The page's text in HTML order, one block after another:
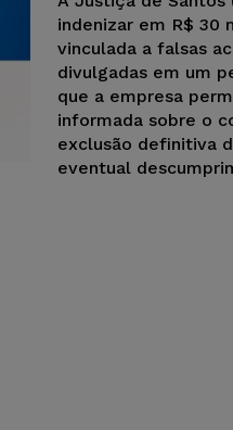
indenizar em R$ 30
vinculada a falsas
divulgadas em um
que a empresa
informada sobre o
exclusão definitiva
eventual